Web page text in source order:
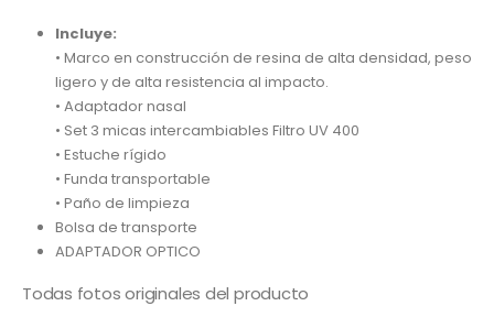
Incluye:
• Marco en construcción de resina de alta densidad, peso
ligero y de alta resistencia al impacto.
• Adaptador nasal
• Set 3 micas intercambiables Filtro UV 400
• Estuche rígido
• Funda transportable
• Paño de limpieza
Bolsa de transporte
ADAPTADOR OPTICO
Todas fotos originales del producto